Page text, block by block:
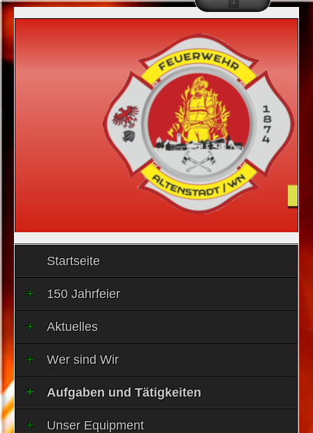
Startseite
150 Jahrfeier
Aktuelles
Wer sind Wir
Aufgaben und Tätigkeiten
Unser Equipment